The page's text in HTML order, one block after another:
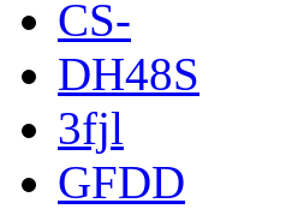
CS-
DH48S
3fjl
GFDD